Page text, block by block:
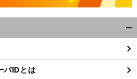
閉
る
バIDとは